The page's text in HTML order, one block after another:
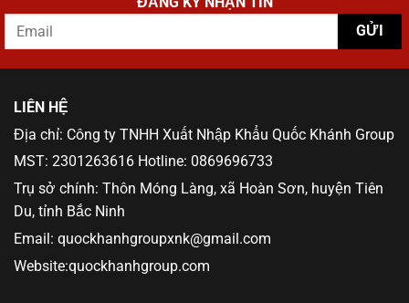
LIÊN HỆ
Địa chỉ: Công ty TNHH Xuất Nhập Khẩu Quốc Khánh Group
MST: 2301263616 Hotline: 0869696733
Trụ sở chính: Thôn Móng Làng, xã Hoàn Sơn, huyện Tiên
Du, tỉnh Bắc Ninh
Email: quockhanhgroupxnk@gmail.com
Website:quockhanhgroup.com